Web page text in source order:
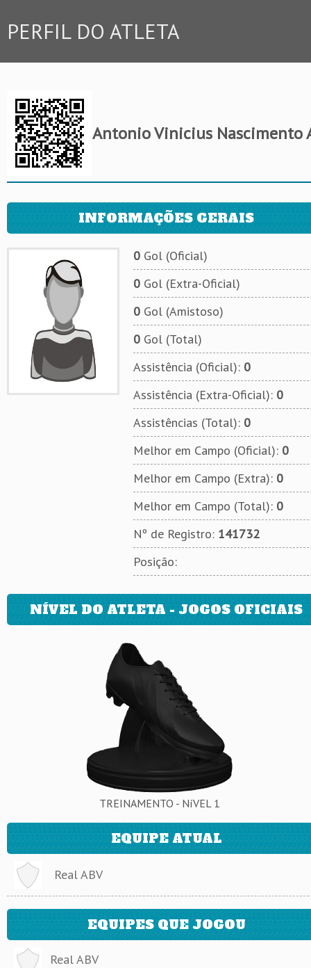
PERFIL DO ATLETA
Antonio Vinicius Nascimento
INFORMAÇÕES GERAIS
0Gol (Oficial)
0Gol (Extra-Oficial)
0Gol (Amistoso)
0Gol (Total)
Assistência (Oficial): 0
Assistência (Extra-Oficial): 0
Assistências (Total): 0
Melhor em Campo (Oficial): 0
Melhor em Campo (Extra): 0
Melhor em Campo (Total): 0
Nº de Registro: 141732
Posição:
NÍVEL DO ATLETA - JOGOS OFICIAIS
TREINAMENTO - NíVEL 1
EQUIPE ATUAL
Real ABV
EQUIPES QUE JOGOU
Real ABV